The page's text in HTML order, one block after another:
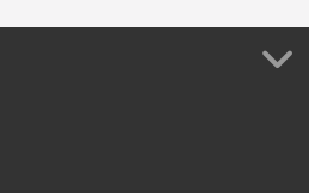
Palma de Mallorca
en el tablao Alma
de Palma de Mallorca